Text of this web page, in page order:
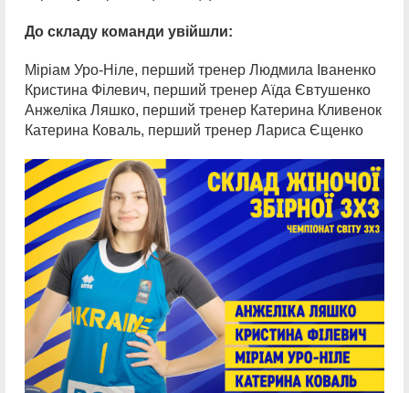
До складу команди увійшли:
Міріам Уро-Ніле, перший тренер Людмила Іваненко
Кристина Філевич, перший тренер Аїда Євтушенко
Анжеліка Ляшко, перший тренер Катерина Кливенок
Катерина Коваль, перший тренер Лариса Єщенко